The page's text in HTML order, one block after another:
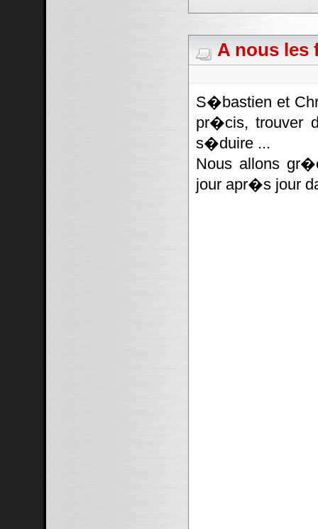
A nous les
S�bastien et
pr�cis, trouver
s�duire ...
Nous allons
jour apr�s jour